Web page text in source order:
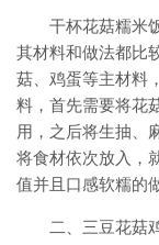
干杯花菇糯米
其材料和做法都比
菇、鸡蛋等主材料
料，首先需要将花
用，之后将生抽、
将食材依次放入，
值并且口感软糯的
二、三豆花菇